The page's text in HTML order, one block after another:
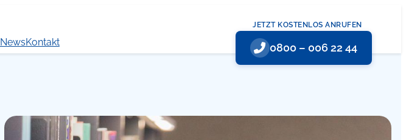
NewsKontakt
JETZT KOSTENLOS ANRUFEN
0800 – 006 22 44